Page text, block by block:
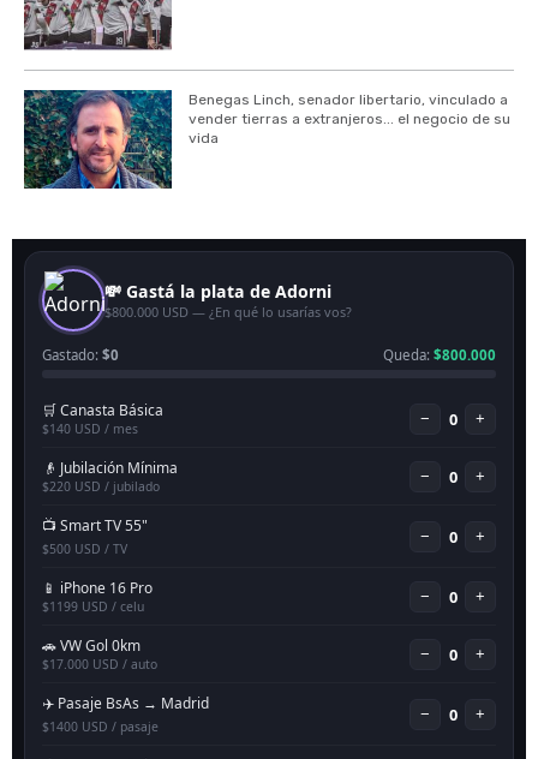
Benegas Linch, senador libertario, vinculado a
vender tierras a extranjeros... el negocio de su
vida